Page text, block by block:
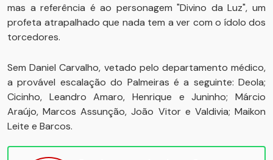
mas a referência é ao personagem "Divino da Luz", um
profeta atrapalhado que nada tem a ver com o ídolo dos
torcedores.
Sem Daniel Carvalho, vetado pelo departamento médico,
a provável escalação do Palmeiras é a seguinte: Deola;
Cicinho, Leandro Amaro, Henrique e Juninho; Márcio
Araújo, Marcos Assunção, João Vitor e Valdivia; Maikon
Leite e Barcos.